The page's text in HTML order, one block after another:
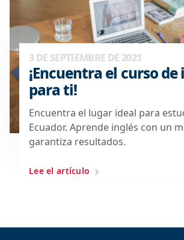
3 DE SEPTIEMBRE DE 2021
¡Encuentra el curso de
para ti!
Encuentra el lugar ideal para
Ecuador. Aprende inglés con un
garantiza resultados.
Lee el artículo